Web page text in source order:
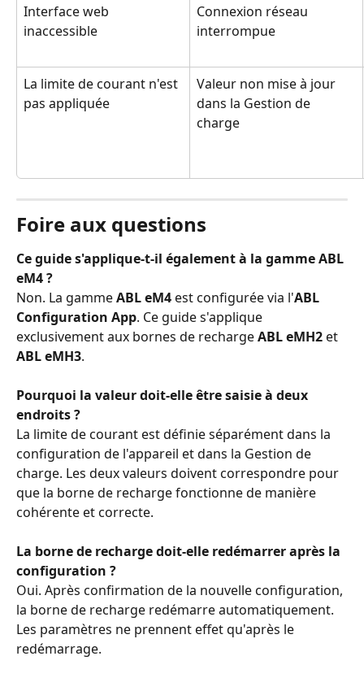
Interface web
inaccessible
Connexion réseau
interrompue
La limite de courant n'est
pas appliquée
Valeur non mise à jour
dans la Gestion de
charge
Foire aux questions
Ce guide s'applique-t-il également à la gamme ABL
eM4 ?
Non. La gamme ABL eM4 est configurée via l'ABL
Configuration App. Ce guide s'applique
exclusivement aux bornes de recharge ABL eMH2 et
ABL eMH3.
Pourquoi la valeur doit-elle être saisie à deux
endroits ?
La limite de courant est définie séparément dans la
configuration de l'appareil et dans la Gestion de
charge. Les deux valeurs doivent correspondre pour
que la borne de recharge fonctionne de manière
cohérente et correcte.
La borne de recharge doit-elle redémarrer après la
configuration ?
Oui. Après confirmation de la nouvelle configuration,
la borne de recharge redémarre automatiquement.
Les paramètres ne prennent effet qu'après le
redémarrage.